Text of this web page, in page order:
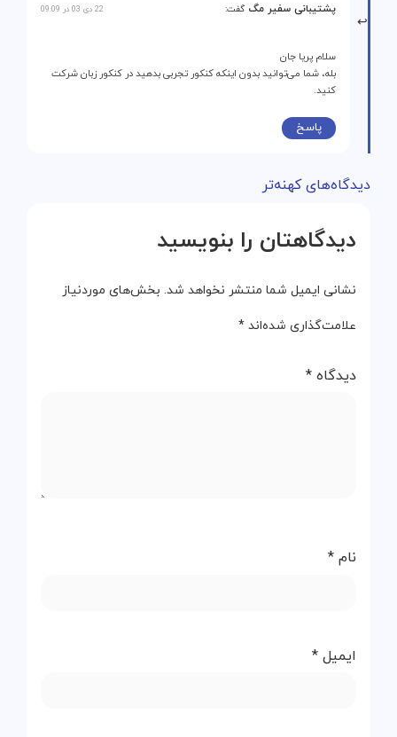
پشتیبانی سفیر مگ گفت: 22 دی 03 در 09:09
سلام پریا جان
بله، شما می‌توانید بدون اینکه کنکور تجربی بدهید در کنکور زبان شرکت
کنید.
پاسخ
دیدگاه‌های کهنه‌تر
دیدگاهتان را بنویسید
نشانی ایمیل شما منتشر نخواهد شد. بخش‌های موردنیاز
علامت‌گذاری شده‌اند *
دیدگاه *
نام *
ایمیل *